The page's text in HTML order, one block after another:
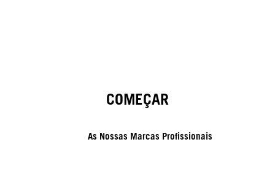
COMEÇAR
As Nossas Marcas Profissionais